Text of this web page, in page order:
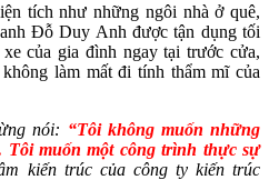
tích như những ngôi nhà ở quê,
Đỗ Duy Anh được tận dụng tối
của gia đình ngay tại trước cửa,
làm mất đi tính thẩm mĩ của
nói: “Tôi không muốn những
muốn một công trình thực sự
kiến trúc của công ty kiến trúc